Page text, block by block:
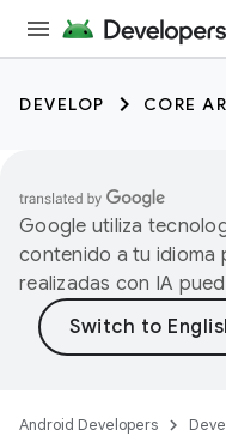
DEVELOP CORE
Google utiliza
contenido a tu idioma
realizadas con IA
Android Developers